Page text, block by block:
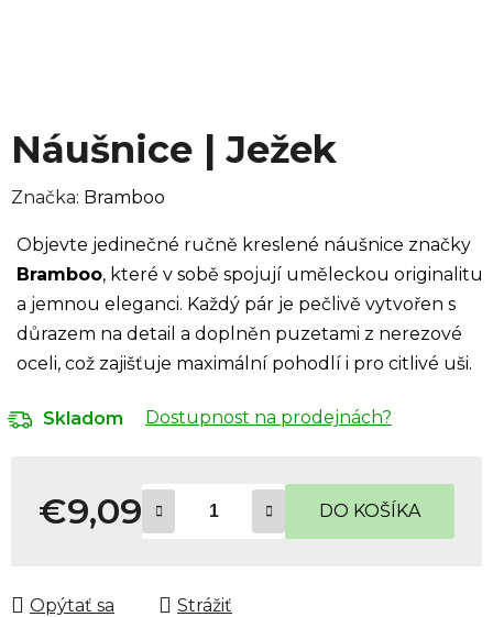
Náušnice | Ježek
Značka: Bramboo
Objevte jedinečné ručně kreslené náušnice značky
Bramboo, které v sobě spojují uměleckou originalitu
a jemnou eleganci. Každý pár je pečlivě vytvořen s
důrazem na detail a doplněn puzetami z nerezové
oceli, což zajišťuje maximální pohodlí i pro citlivé uši.
Skladom Dostupnost na prodejnách?
€9,09 DO KOŠÍKA
Opýtať sa Strážiť